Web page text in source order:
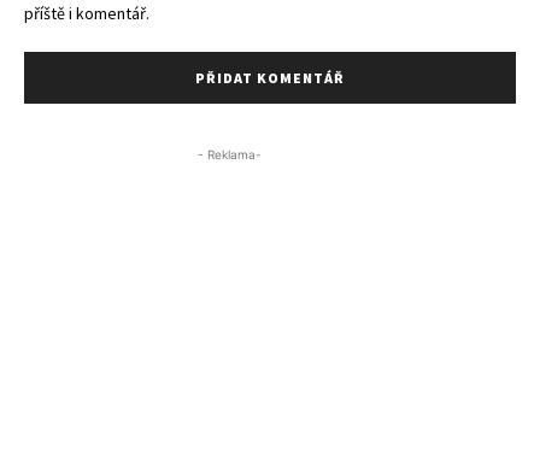
příště i komentář.
- Reklama-